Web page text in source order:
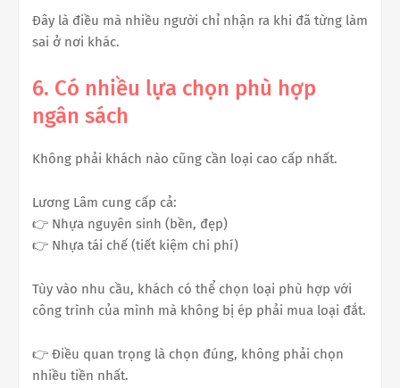
Đây là điều mà nhiều người chỉ nhận ra khi đã từng làm
sai ở nơi khác.
6. Có nhiều lựa chọn phù hợp
ngân sách
Không phải khách nào cũng cần loại cao cấp nhất.
Lương Lâm cung cấp cả:
👉 Nhựa nguyên sinh (bền, đẹp)
👉 Nhựa tái chế (tiết kiệm chi phí)
Tùy vào nhu cầu, khách có thể chọn loại phù hợp với
công trình của mình mà không bị ép phải mua loại đắt.
👉 Điều quan trọng là chọn đúng, không phải chọn
nhiều tiền nhất.